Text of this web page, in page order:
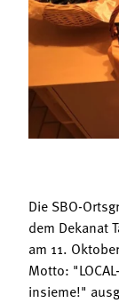
Mitgliedschaft
Bäuerliche
Die SBO-
dem Dekanat
am 11.
Motto:
insieme!"